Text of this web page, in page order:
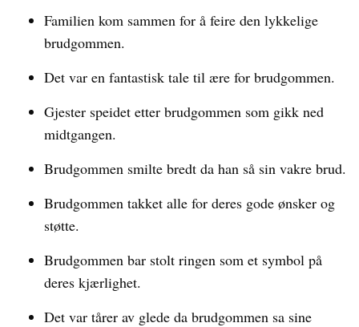
Familien kom sammen for å feire den lykkelige
brudgommen.
Det var en fantastisk tale til ære for brudgommen.
Gjester speidet etter brudgommen som gikk ned
midtgangen.
Brudgommen smilte bredt da han så sin vakre brud.
Brudgommen takket alle for deres gode ønsker og
støtte.
Brudgommen bar stolt ringen som et symbol på
deres kjærlighet.
Det var tårer av glede da brudgommen sa sine